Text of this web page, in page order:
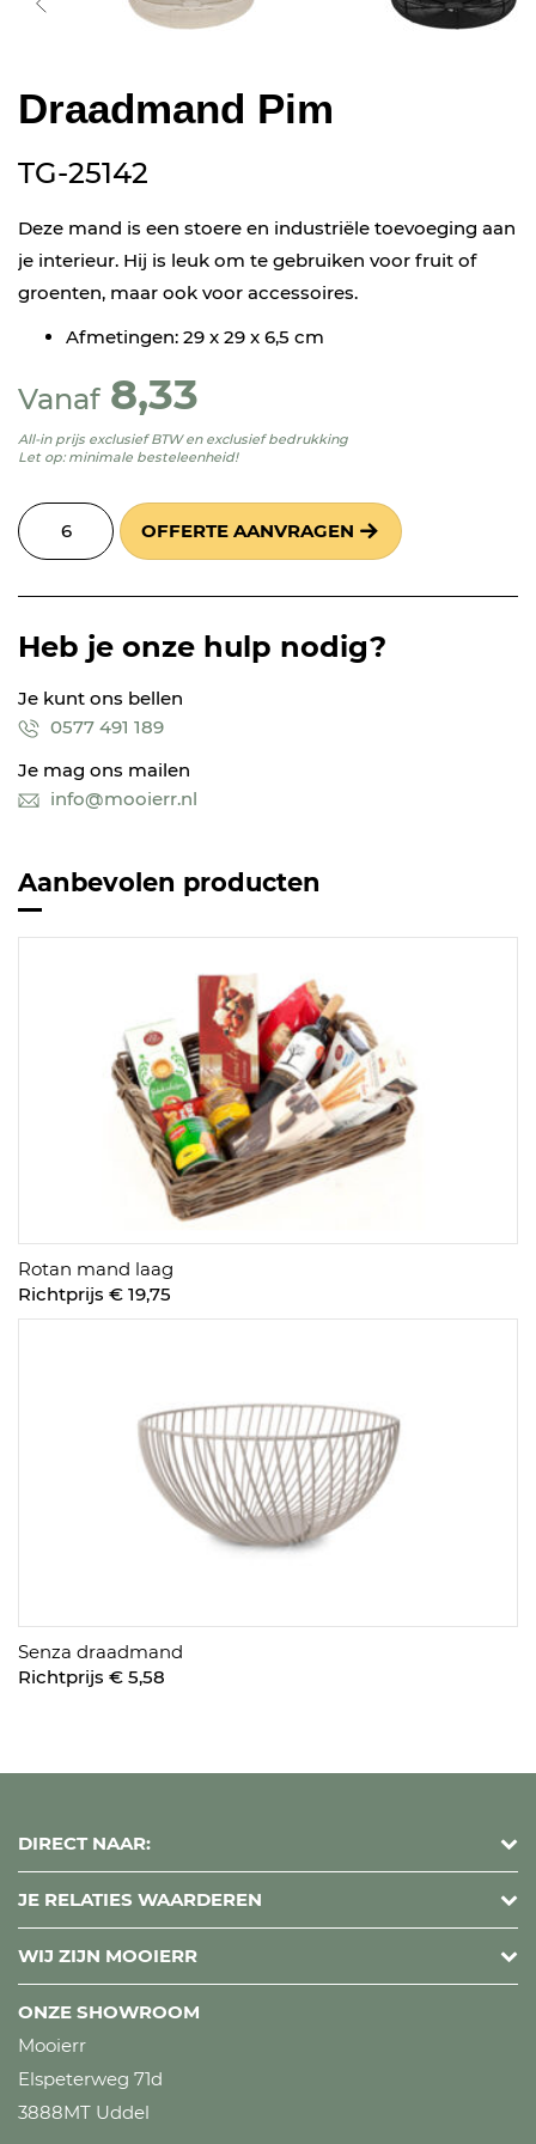
Draadmand Pim
TG-25142
Deze mand is een stoere en industriële toevoeging aan
je interieur. Hij is leuk om te gebruiken voor fruit of
groenten, maar ook voor accessoires.
Afmetingen: 29 x 29 x 6,5 cm
Vanaf 8,33
All-in prijs exclusief BTW en exclusief bedrukking
Let op: minimale besteleenheid!
OFFERTE AANVRAGEN
Heb je onze hulp nodig?
Je kunt ons bellen
0577 491 189
Je mag ons mailen
info@mooierr.nl
Aanbevolen producten
Rotan mand laag
Richtprijs € 19,75
Senza draadmand
Richtprijs € 5,58
DIRECT NAAR:
JE RELATIES WAARDEREN
WIJ ZIJN MOOIERR
ONZE SHOWROOM
Mooierr
Elspeterweg 71d
3888MT Uddel